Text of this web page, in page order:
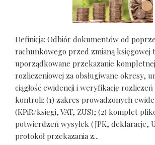
Definicja: Odbiór dokumentów od
rachunkowego przed zmianą księgowej
uporządkowane przekazanie
rozliczeniowej za obsługiwane okresy,
ciągłość ewidencji i weryfikację
kontroli: (1) zakres prowadzonych
(KPiR/księgi, VAT, ZUS); (2) komplet
potwierdzeń wysyłek (JPK, deklaracje,
protokół przekazania z...